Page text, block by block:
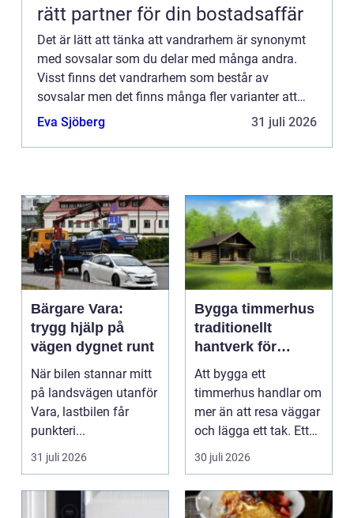
rätt partner för din bostadsaffär
Det är lätt att tänka att vandrarhem är synonymt
med sovsalar som du delar med många andra.
Visst finns det vandrarhem som består av
sovsalar men det finns många fler varianter att
välja mellan. Det finns m&...
Eva Sjöberg 31 juli 2026
Bärgare Vara:
trygg hjälp på
vägen dygnet runt
När bilen stannar mitt
på landsvägen utanför
Vara, lastbilen får
punkteri...
31 juli 2026
Bygga timmerhus
traditionellt
hantverk för
moderna behov
Att bygga ett
timmerhus handlar om
mer än att resa väggar
och lägga ett tak. Ett
timmerhus är ett lå...
30 juli 2026